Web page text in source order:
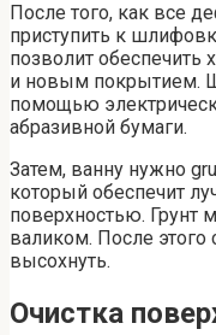
После того, как все
приступить к
позволит
и новым покрытием.
помощью
абразивной бумаги.
Затем, ванну нужно
который обеспечит
поверхностью. Грунт
валиком. После этого
высохнуть.
Очистка